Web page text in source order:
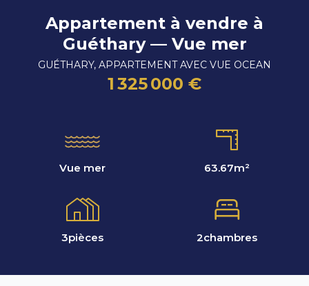
Appartement à vendre à
Guéthary — Vue mer
GUÉTHARY, APPARTEMENT AVEC VUE OCEAN
1 325 000 €
Vue mer 63.67m²
3pièces 2chambres